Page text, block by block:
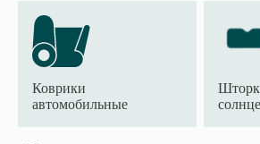
Коврики
автомобильные